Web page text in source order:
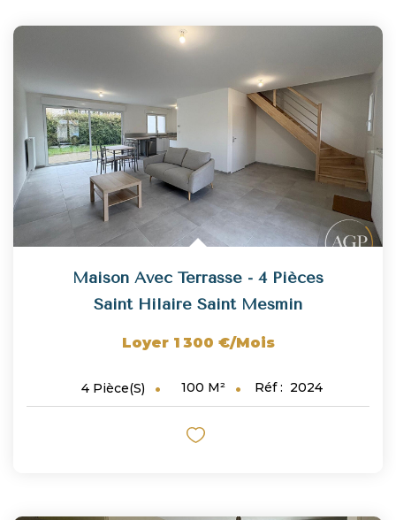
Maison Avec Terrasse - 4 Pièces
Saint Hilaire Saint Mesmin
Loyer 1 300 €/mois
4 Pièce(s) 100 M² Réf : 2024